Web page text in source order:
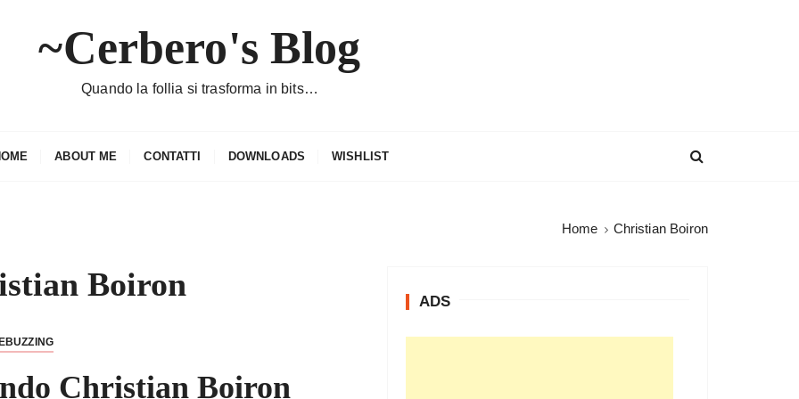
~Cerbero's Blog
Quando la follia si trasforma in bits…
ABOUT ME CONTATTI DOWNLOADS WISHLIST
Home Christian Boiron
Boiron
EBUZZING
Christian Boiron
ADS